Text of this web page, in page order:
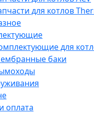
для котлов
для
баки
оплата